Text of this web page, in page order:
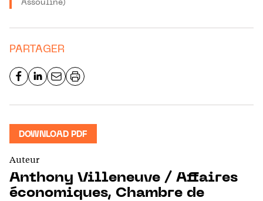
Assouline)
PARTAGER
DOWNLOAD PDF
Auteur
Anthony Villeneuve / Affaires
économiques, Chambre de